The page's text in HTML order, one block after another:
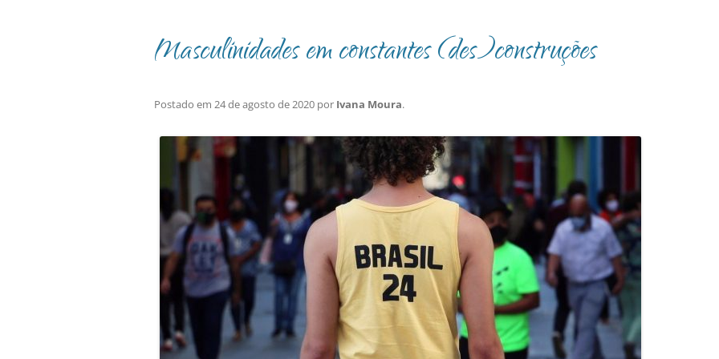
Masculinidades em constantes (des)construções
Postado em 24 de agosto de 2020 por Ivana Moura.